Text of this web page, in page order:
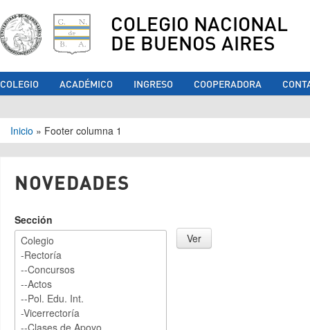
COLEGIO NACIONAL
DE BUENOS AIRES
COLEGIO ACADÉMICO INGRESO COOPERADORA
Se encuentra usted aquí
Inicio » Footer columna 1
NOVEDADES
Sección